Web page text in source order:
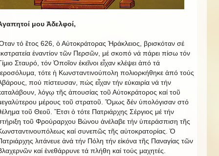
μου Ἀδελφοί,
τό ἔτος 626, ὁ Αὐτοκράτορας Ἡράκλειος, βρισκόταν σέ
ἐναντίον τῶν Περσῶν, μέ σκοπό νά πάρει πίσω τόν
Σταυρό, τόν Ὁποῖον ἐκεῖνοι εἶχαν κλέψει ἀπό τά
τότε ἡ Κωνσταντινούπολη πολιορκήθηκε ἀπό τούς
πού πίστευσαν, πώς εἶχαν τήν εὐκαιρία νά τήν
λόγῳ τῆς ἀπουσίας τοῦ Αὐτοκράτορος καί τοῦ
μέρους τοῦ στρατοῦ. Ὅμως δέν ὑπολόγισαν στό
τοῦ Θεοῦ. Ἔτσι ὁ τότε Πατριάρχης Σέργιος μέ τήν
τοῦ Φρούραρχου Βώνου ἀνέλαβε τήν ὑπεράσπιση τῆς
καί συνεπῶς τῆς αὐτοκρατορίας. Ὁ
λιτάνευε ἀνά τήν Πόλη τήν εἰκόνα τῆς Παναγίας τῶν
καί ἐνεθάρρυνε τά πλήθη καί τούς μαχητές.